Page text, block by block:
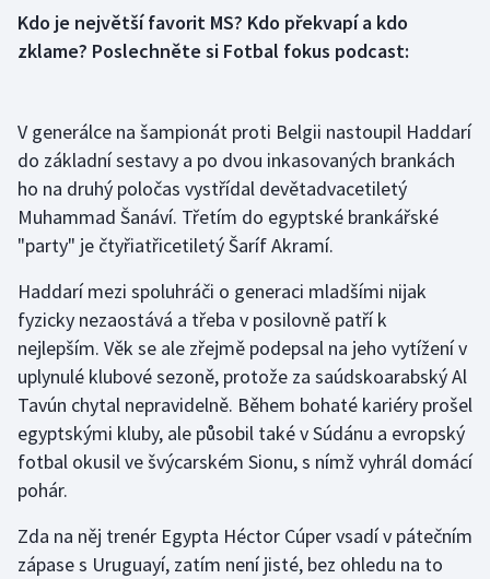
Olympijské hry
Plavání
Plážový volejbal
Ragby
Rychlobruslení
Rychlostní kanoistika
Short track
Sportovní střelba
Stolní tenis
Triatlon
Kdo je největší favorit MS? Kdo překvapí a kdo
zklame? Poslechněte si Fotbal fokus podcast:
V generálce na šampionát proti Belgii nastoupil Haddarí
do základní sestavy a po dvou inkasovaných brankách
ho na druhý poločas vystřídal devětadvacetiletý
Muhammad Šanáví. Třetím do egyptské brankářské
"party" je čtyřiatřicetiletý Šaríf Akramí.
Haddarí mezi spoluhráči o generaci mladšími nijak
fyzicky nezaostává a třeba v posilovně patří k
nejlepším. Věk se ale zřejmě podepsal na jeho vytížení v
uplynulé klubové sezoně, protože za saúdskoarabský Al
Tavún chytal nepravidelně. Během bohaté kariéry prošel
egyptskými kluby, ale působil také v Súdánu a evropský
fotbal okusil ve švýcarském Sionu, s nímž vyhrál domácí
pohár.
Zda na něj trenér Egypta Héctor Cúper vsadí v pátečním
zápase s Uruguayí, zatím není jisté, bez ohledu na to